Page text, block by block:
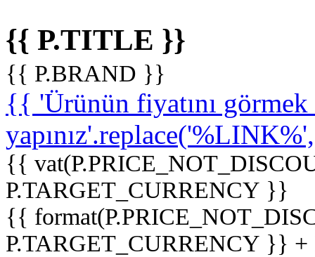
{{ P.TITLE }}
{{ P.BRAND }}
{{ 'Ürünün fiyatını
{{
P.TARGET_CURRENCY }}
{{
P.TARGET_CURRENCY }}